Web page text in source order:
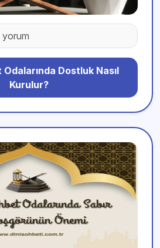
yorum
Dostluk Nasıl
Kurulur?